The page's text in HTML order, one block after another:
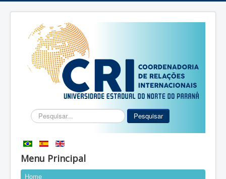
Pesquisar... Pesquisar
Menu Principal
Home